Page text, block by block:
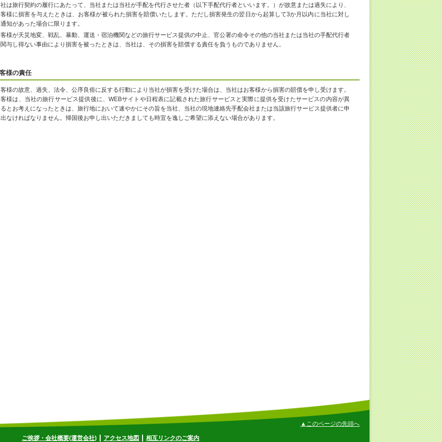
は旅行契約の履行にあたって、当社または当社が手配を代行させた者（以下手配代行者といいます。）が故意または過失により、
様に損害を与えたときは、お客様が被られた損害を賠償いたします。ただし損害発生の翌日から起算して3か月以内に当社に対し
知があった場合に限ります。
様が天災地変、戦乱、暴動、運送・宿泊機関などの旅行サービス提供の中止、官公署の命令その他の当社または当社の手配代行者
与し得ない事由により損害を被ったときは、当社は、その損害を賠償する責任を負うものでありません。
様の責任
様の故意、過失、法令、公序良俗に反する行動により当社が損害を受けた場合は、当社はお客様から損害の賠償を申し受けます。
様は、当社の旅行サービス提供後に、WEBサイトや日程表に記載された旅行サービスと実際に提供を受けたサービスの内容が異
とお考えになったときは、旅行地において速やかにその旨を当社、当社の現地連絡先手配会社または当該旅行サービス提供者に申
なければなりません。帰国後お申し出いただきましても時宜を逸しご希望に添えない場合があります。
▲このページの先頭へ
ご挨拶・会社概要(運営会社) アクセス地図 相互リンクのご案内